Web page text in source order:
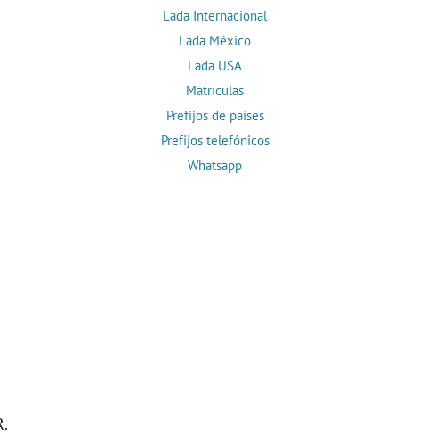
Lada Internacional
Lada México
Lada USA
Matrículas
Prefijos de países
Prefijos telefónicos
Whatsapp